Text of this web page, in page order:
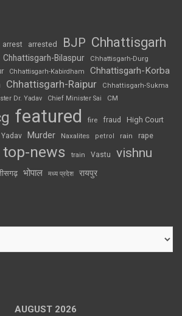
arrest arrested BJP Chhattisgarh
Chhattisgarh-Bilaspur Chhattisgarh-Durg
Chhattisgarh-Kabirdham Chhattisgarh-Korba
Chhattisgarh-Raipur
Chhattisgarh-Sukma
Dr. Yadav Chief Minister Sai CM
featured fire fraud High Court
Murder Naxalites petrol rain rape
top-news train Vastu vishnu
भोपाल मध्य प्रदेश रायपुर
AUGUST 2026